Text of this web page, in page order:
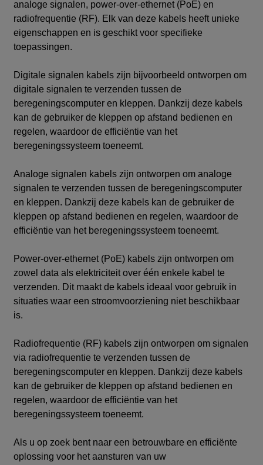
analoge signalen, power-over-ethernet (PoE) en
radiofrequentie (RF). Elk van deze kabels heeft unieke
eigenschappen en is geschikt voor specifieke
toepassingen.
Digitale signalen kabels zijn bijvoorbeeld ontworpen om
digitale signalen te verzenden tussen de
beregeningscomputer en kleppen. Dankzij deze kabels
kan de gebruiker de kleppen op afstand bedienen en
regelen, waardoor de efficiëntie van het
beregeningssysteem toeneemt.
Analoge signalen kabels zijn ontworpen om analoge
signalen te verzenden tussen de beregeningscomputer
en kleppen. Dankzij deze kabels kan de gebruiker de
kleppen op afstand bedienen en regelen, waardoor de
efficiëntie van het beregeningssysteem toeneemt.
Power-over-ethernet (PoE) kabels zijn ontworpen om
zowel data als elektriciteit over één enkele kabel te
verzenden. Dit maakt de kabels ideaal voor gebruik in
situaties waar een stroomvoorziening niet beschikbaar
is.
Radiofrequentie (RF) kabels zijn ontworpen om signalen
via radiofrequentie te verzenden tussen de
beregeningscomputer en kleppen. Dankzij deze kabels
kan de gebruiker de kleppen op afstand bedienen en
regelen, waardoor de efficiëntie van het
beregeningssysteem toeneemt.
Als u op zoek bent naar een betrouwbare en efficiënte
oplossing voor het aansturen van uw